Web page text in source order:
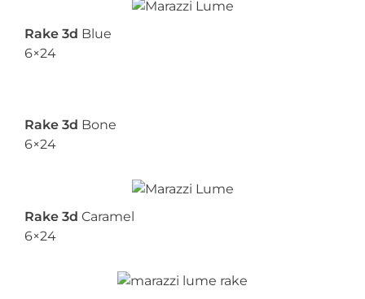
Rake 3d Blue
6×24
Rake 3d Bone
6×24
Rake 3d Caramel
6×24